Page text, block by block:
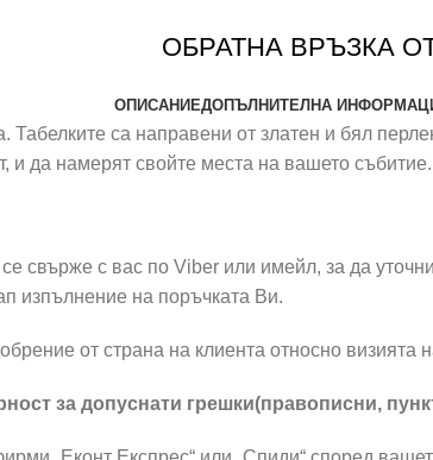
ОБРАТНА ВРЪЗКА
ОПИСАНИЕДОПЪЛНИТЕЛНА
Табелките са направени от златен и бял
и да намерят свойте места на вашето събитие.
свърже с вас по Viber или имейл, за да
изпълнение на поръчката Ви.
от страна на клиента относно визията
за допуснати грешки(правописни,